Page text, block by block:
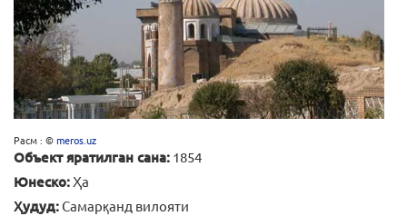
Расм : ©meros.uz
Объект яратилган сана: 1854
Юнеско: Ҳа
Ҳудуд: Самарқанд вилояти